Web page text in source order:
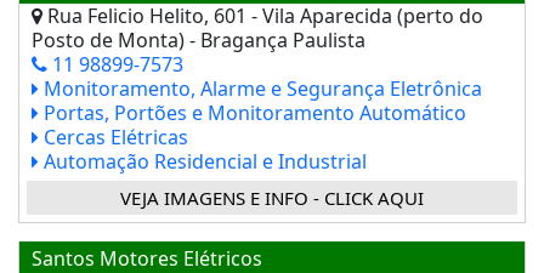
Rua Felicio Helito, 601 - Vila Aparecida (perto do
Posto de Monta) - Bragança Paulista
11 98899-7573
Monitoramento, Alarme e Segurança Eletrônica
Portas, Portões e Monitoramento Automático
Cercas Elétricas
Automação Residencial e Industrial
VEJA IMAGENS E INFO - CLICK AQUI
Santos Motores Elétricos